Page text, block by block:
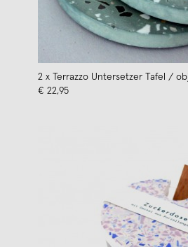
2 x Terrazzo Untersetzer Tafel /
€ 22,95